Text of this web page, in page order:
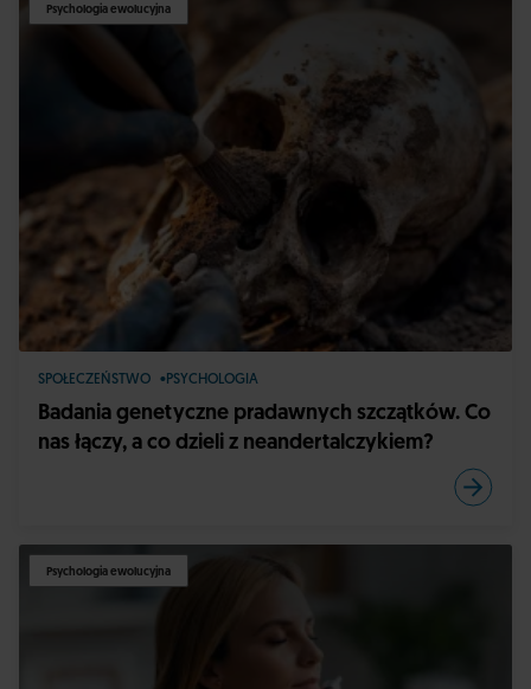
Psychologia ewolucyjna
SPOŁECZEŃSTWO PSYCHOLOGIA
Badania genetyczne pradawnych szczątków. Co
nas łączy, a co dzieli z neandertalczykiem?
Psychologia ewolucyjna